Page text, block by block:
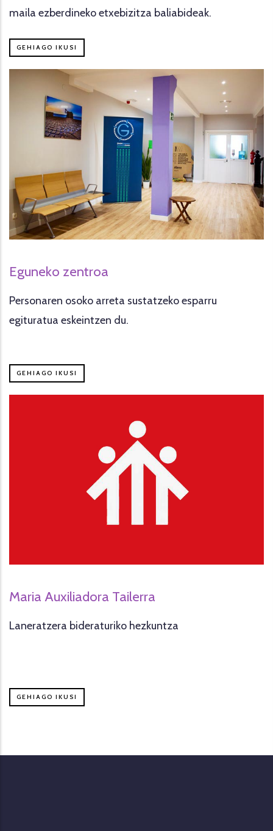
maila ezberdineko etxebizitza baliabideak.
GEHIAGO IKUSI
Eguneko zentroa
Personaren osoko arreta sustatzeko esparru
egituratua eskeintzen du.
GEHIAGO IKUSI
Maria Auxiliadora Tailerra
Laneratzera bideraturiko hezkuntza
GEHIAGO IKUSI